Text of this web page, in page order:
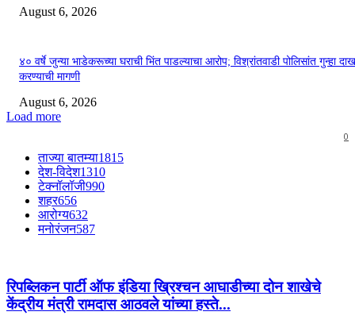
August 6, 2026
४० वर्षे जुन्या भाडेकरूच्या घराची भिंत पाडल्याचा आरोप; विश्रांतवाडी पोलिसांत गुन्हा
करण्याची मागणी
August 6, 2026
Load more
0
ताज्या बातम्या1815
देश-विदेश1310
टेक्नॉलॉजी990
शहर656
आरोग्य632
मनोरंजन587
रिपब्लिकन पार्टी ऑफ इंडिया ख्रिश्चन आघाडीच्या दोन शाखेचे
केंद्रीय मंत्री रामदास आठवले यांच्या हस्ते...